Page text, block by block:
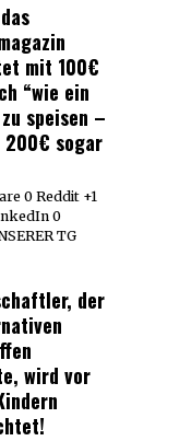
mit 100€
“wie ein
speisen –
200€ sogar
0 Reddit +1
0
TG
der
wird vor